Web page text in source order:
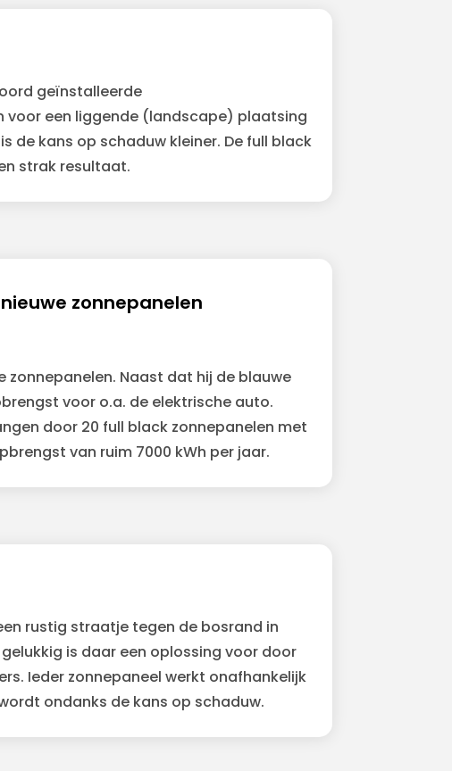
geïnstalleerde
voor een liggende (landscape) plaatsing
de kans op schaduw kleiner. De full black
strak resultaat.
zonnepanelen
zonnepanelen. Naast dat hij de blauwe
voor o.a. de elektrische auto.
door 20 full black zonnepanelen met
van ruim 7000 kWh per jaar.
rustig straatje tegen de bosrand in
is daar een oplossing voor door
Ieder zonnepaneel werkt onafhankelijk
ondanks de kans op schaduw.